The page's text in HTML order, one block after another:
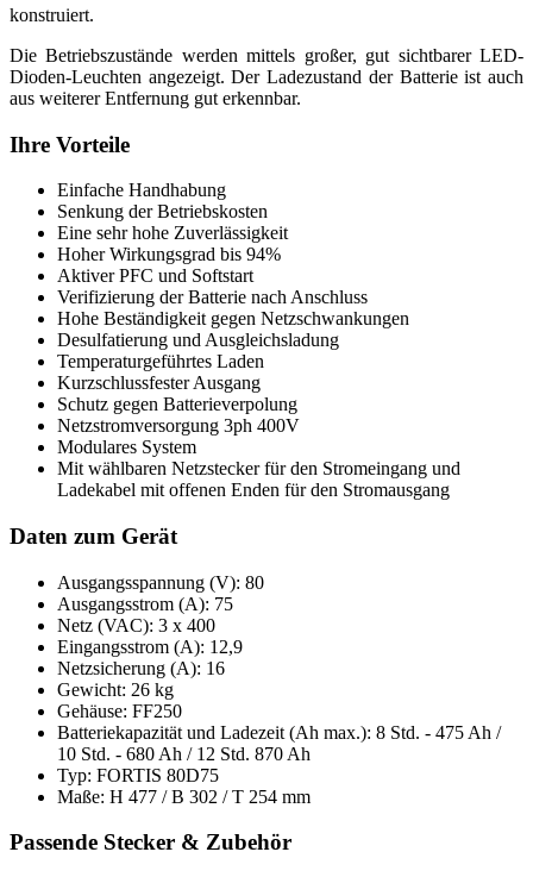
konstruiert.
Die Betriebszustände werden mittels großer, gut sichtbarer LED-
Dioden-Leuchten angezeigt. Der Ladezustand der Batterie ist auch
aus weiterer Entfernung gut erkennbar.
Ihre Vorteile
Einfache Handhabung
Senkung der Betriebskosten
Eine sehr hohe Zuverlässigkeit
Hoher Wirkungsgrad bis 94%
Aktiver PFC und Softstart
Verifizierung der Batterie nach Anschluss
Hohe Beständigkeit gegen Netzschwankungen
Desulfatierung und Ausgleichsladung
Temperaturgeführtes Laden
Kurzschlussfester Ausgang
Schutz gegen Batterieverpolung
Netzstromversorgung 3ph 400V
Modulares System
Mit wählbaren Netzstecker für den Stromeingang und
Ladekabel mit offenen Enden für den Stromausgang
Daten zum Gerät
Ausgangsspannung (V): 80
Ausgangsstrom (A): 75
Netz (VAC): 3 x 400
Eingangsstrom (A): 12,9
Netzsicherung (A): 16
Gewicht: 26 kg
Gehäuse: FF250
Batteriekapazität und Ladezeit (Ah max.): 8 Std. - 475 Ah /
10 Std. - 680 Ah / 12 Std. 870 Ah
Typ: FORTIS 80D75
Maße: H 477 / B 302 / T 254 mm
Passende Stecker & Zubehör